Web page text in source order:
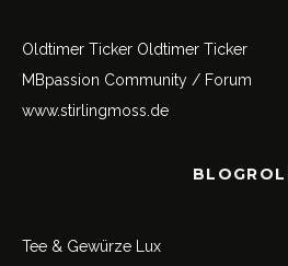
Oldtimer Ticker Oldtimer Ticker
MBpassion Community / Forum
www.stirlingmoss.de
Tee & Gewürze Lux